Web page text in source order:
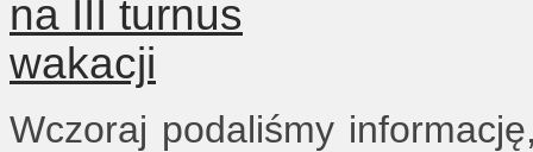
Wczoraj podaliśmy